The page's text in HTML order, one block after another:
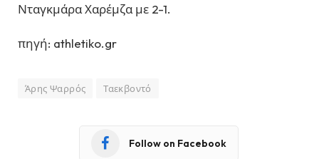
Νταγκμάρα Χαρέμζα με 2-1.
πηγή: athletiko.gr
Άρης Ψαρρός Ταεκβοντό
Follow on Facebook